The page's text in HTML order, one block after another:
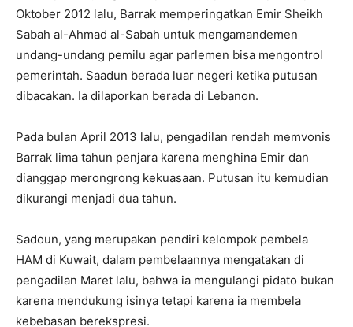
Oktober 2012 lalu, Barrak memperingatkan Emir Sheikh
Sabah al-Ahmad al-Sabah untuk mengamandemen
undang-undang pemilu agar parlemen bisa mengontrol
pemerintah. Saadun berada luar negeri ketika putusan
dibacakan. Ia dilaporkan berada di Lebanon.
Pada bulan April 2013 lalu, pengadilan rendah memvonis
Barrak lima tahun penjara karena menghina Emir dan
dianggap merongrong kekuasaan. Putusan itu kemudian
dikurangi menjadi dua tahun.
Sadoun, yang merupakan pendiri kelompok pembela
HAM di Kuwait, dalam pembelaannya mengatakan di
pengadilan Maret lalu, bahwa ia mengulangi pidato bukan
karena mendukung isinya tetapi karena ia membela
kebebasan berekspresi.